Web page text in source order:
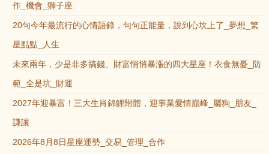
作_機會_獅子座
20句今年最流行的心情語錄，句句正能量，說到心坎上了_夢想_繁
星點點_人生
未來兩年，少是非多搞錢、財富悄悄暴漲的四大星座！衣食無憂_防
範_全是坑_財運
2027年迎暴富！三大生肖錦鯉附體，迎事業愛情巔峰_屬狗_朋友_
謙讓
2026年8月8日星座運勢_交易_管理_合作